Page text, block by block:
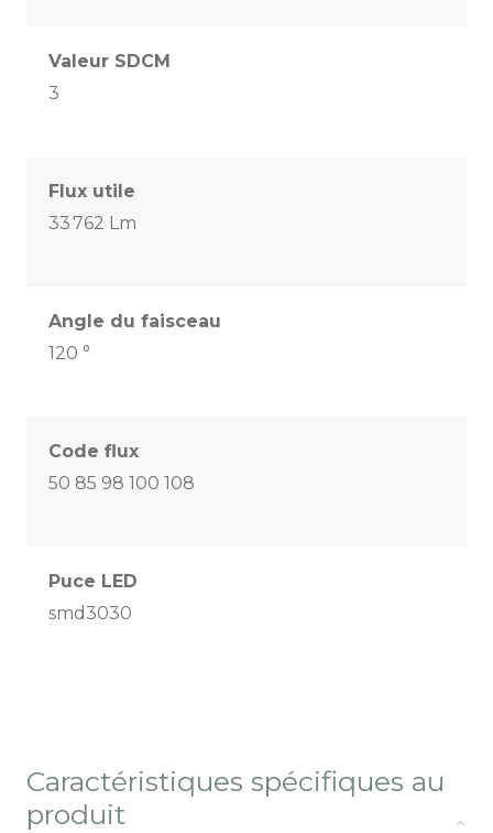
Valeur SDCM
3
Flux utile
33 762 Lm
Angle du faisceau
120 °
Code flux
50 85 98 100 108
Puce LED
smd3030
Caractéristiques spécifiques au
produit